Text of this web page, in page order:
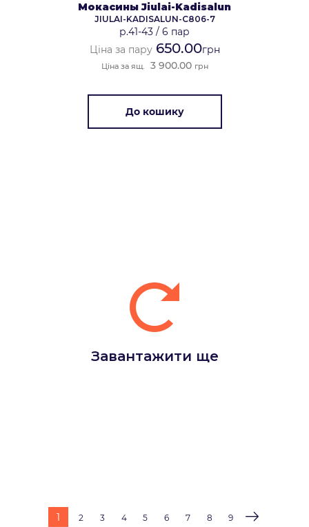
Мокасины Jiulai-Kadisalun
JIULAI-KADISALUN-C806-7
р.41-43 / 6 пар
Ціна за пару650.00грн
Ціна за ящ. 3 900.00 грн
До кошику
Завантажити ще
1 2 3 4 5 6 7 8 9